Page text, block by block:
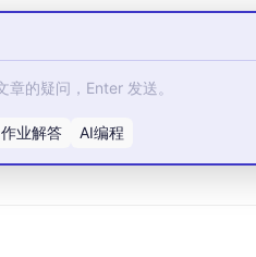
作业解答 AI编程